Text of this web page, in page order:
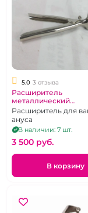
5.0 3 отзыва
Расширитель
металлический
вагинальный узкий
Расширитель для
ануса
В наличии: 7 шт.
3 500 pуб.
В корзину